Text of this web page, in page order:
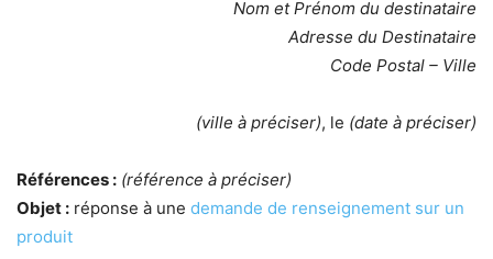
Nom et Prénom du destinataire
Adresse du Destinataire
Code Postal – Ville
(ville à préciser), le (date à préciser)
Références : (référence à préciser)
Objet : réponse à une demande de renseignement sur un
produit